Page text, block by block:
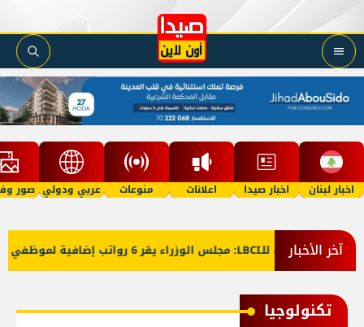
اخبار لبنان اخبار صيدا اعلانات منوعات عربي ودولي صور
آخر الأخبار
معلومات للـLBCI: مجلس الوزراء يقر 6 رواتب إضافية لموظفي القطاع العام وصرف الفروقات بأثر رجعي منذ آذار
تكنولوجيا